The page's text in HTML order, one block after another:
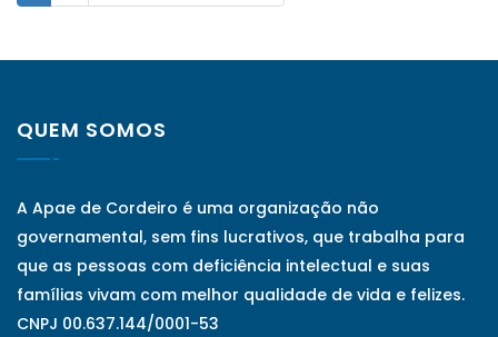
QUEM SOMOS
A Apae de Cordeiro é uma organização não
governamental, sem fins lucrativos, que trabalha para
que as pessoas com deficiência intelectual e suas
famílias vivam com melhor qualidade de vida e felizes.
CNPJ 00.637.144/0001-53